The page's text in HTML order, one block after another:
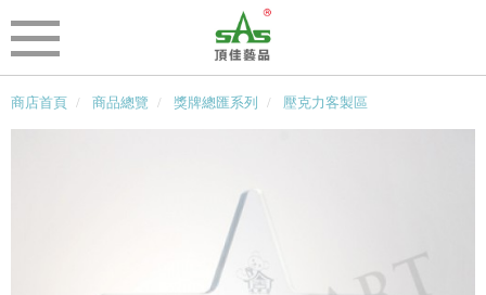
商店首頁 商品總覽 獎牌總匯系列 壓克力客製區